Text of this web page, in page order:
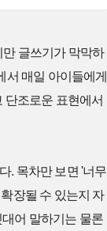
글쓰기가 막막하
서 매일 아이들에게
단조로운 표현에서
. 목차만 보면 '너무
장될 수 있는지 자
어 말하기는 물론